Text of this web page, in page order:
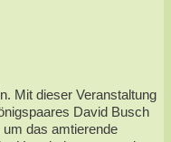
Mit dieser Veranstaltung
David Busch
das amtierende